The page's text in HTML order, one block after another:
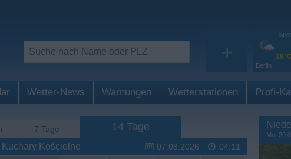
+
Berlin
Wetter-News Warnungen Wetterstationen Profi-
7 Tage 14 Tage
07.08.2026 04:11
Kościelne
Mo.